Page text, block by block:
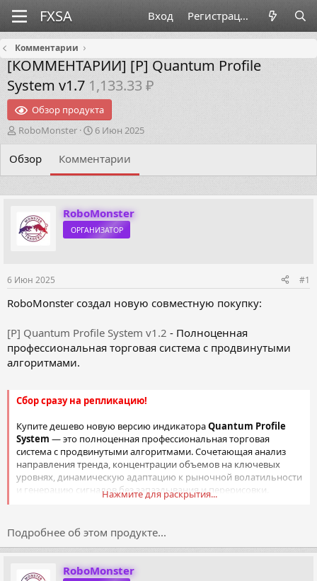
Вход Регистрация
Комментарии
[КОММЕНТАРИИ] [P] Quantum Profile
System v1.7 1,133.33 ₽
Обзор продукта
А
т
т
м
ы
RoboMonster
Д
т
а
ч
а
л
6 Июн 2025
Обзор Комментарии
RoboMonster
ОРГАНИЗАТОР
6 Июн 2025 #1
RoboMonster создал новую совместную покупку:
[P] Quantum Profile System v1.2 - Полноценная
профессиональная торговая система с продвинутыми
алгоритмами.
Сбор сразу на репликацию!
Купите дешево новую версию индикатораQuantum Profile
System — это полноценная профессиональная торговая
система с продвинутыми алгоритмами. Сочетающая анализ
направления тренда, концентрации объемов на ключевых
уровнях, динамическую адаптацию к рыночной волатильности
и генерацию сигналов без запаздывания и перерисовки.
профиля на базе линейной регрессии с...
Нажмите для раскрытия...
Подробнее об этом продукте...
RoboMonster